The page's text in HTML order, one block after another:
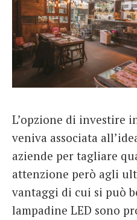
L’opzione di investire
veniva associata
aziende per tagliare
attenzione però agli
vantaggi di cui si può
lampadine LED sono